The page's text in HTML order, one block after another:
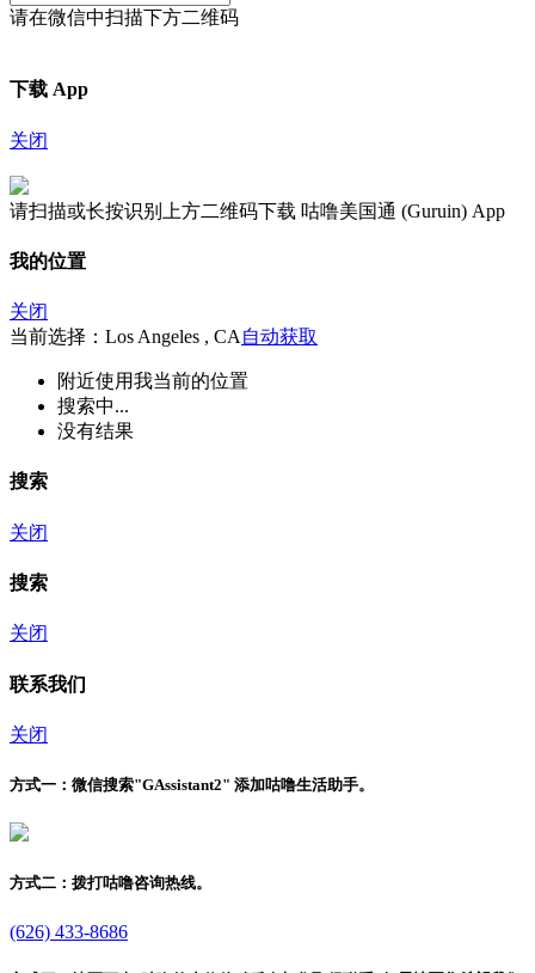
请在微信中扫描下方二维码
下载 App
关闭
请扫描或长按识别上方二维码下载 咕噜美国通 (Guruin) App
我的位置
关闭
当前选择：Los Angeles , CA 自动获取
附近使用我当前的位置
搜索中...
没有结果
搜索
关闭
搜索
关闭
联系我们
关闭
方式一： 微信搜索"GAssistant2" 添加咕噜生活助手。
方式二： 拨打咕噜咨询热线。
(626) 433-8686